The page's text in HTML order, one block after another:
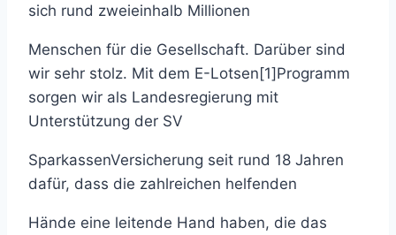
sich rund zweieinhalb Millionen
Menschen für die Gesellschaft. Darüber sind
wir sehr stolz. Mit dem E-Lotsen[1]Programm
sorgen wir als Landesregierung mit
Unterstützung der SV
SparkassenVersicherung seit rund 18 Jahren
dafür, dass die zahlreichen helfenden
Hände eine leitende Hand haben, die das